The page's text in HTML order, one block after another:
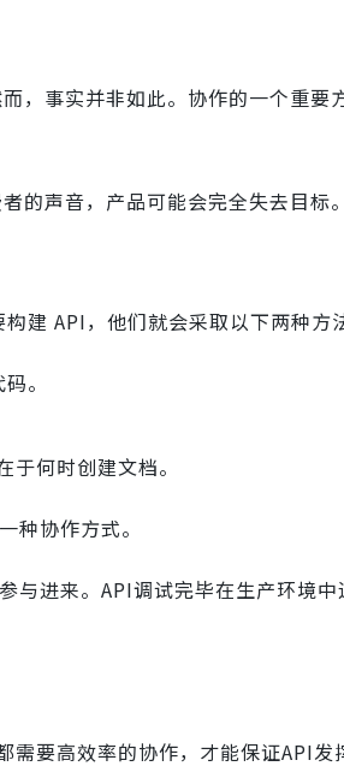
，事实并非如此。协作的一个重要
的声音，产品可能会完全失去目标
建 API，他们就会采取以下两种方
。
何时创建文档。
种协作方式。
与进来。API调试完毕在生产环境
需要高效率的协作，才能保证API发